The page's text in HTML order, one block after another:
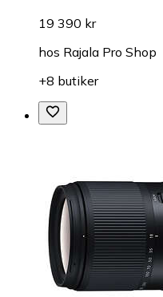
19 390 kr
hos Rajala Pro Shop
+8 butiker